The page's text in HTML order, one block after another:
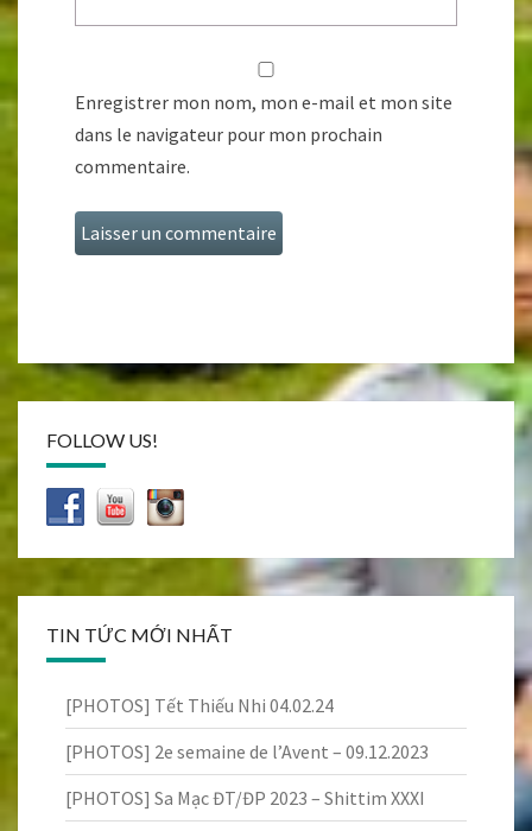
Enregistrer mon nom, mon e-mail et mon site
dans le navigateur pour mon prochain
commentaire.
FOLLOW US!
TIN TỨC MỚI NHẤT
[PHOTOS] Tết Thiếu Nhi 04.02.24
[PHOTOS] 2e semaine de l’Avent – 09.12.2023
[PHOTOS] Sa Mạc ĐT/ĐP 2023 – Shittim XXXI